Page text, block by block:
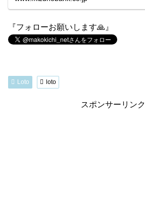
『フォローお願いします🙏』
Loto loto
スポンサーリンク